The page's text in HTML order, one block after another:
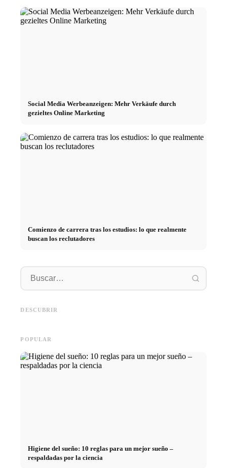
Social Media Werbeanzeigen: Mehr Verkäufe durch
gezieltes Online Marketing
Comienzo de carrera tras los estudios: lo que realmente
buscan los reclutadores
DESCUBRIR
carrera
POPULAR
Higiene del sueño: 10 reglas para un mejor sueño –
respaldadas por la ciencia